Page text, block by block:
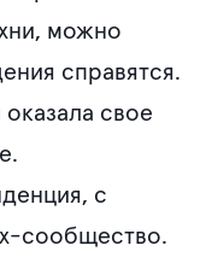
можно
справятся.
свое
с
сообщество.